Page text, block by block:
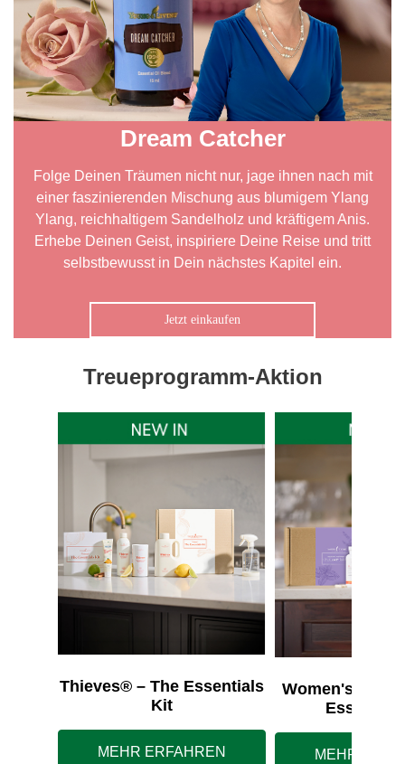
Dream Catcher
Folge Deinen Träumen nicht nur, jage ihnen nach mit
einer faszinierenden Mischung aus blumigem Ylang
Ylang, reichhaltigem Sandelholz und kräftigem Anis.
Erhebe Deinen Geist, inspiriere Deine Reise und tritt
selbstbewusst in Dein nächstes Kapitel ein.
Jetzt einkaufen
Treueprogramm-Aktion
Thieves® – The Essentials
Kit
MEHR ERFAHREN
Women's
MEHR